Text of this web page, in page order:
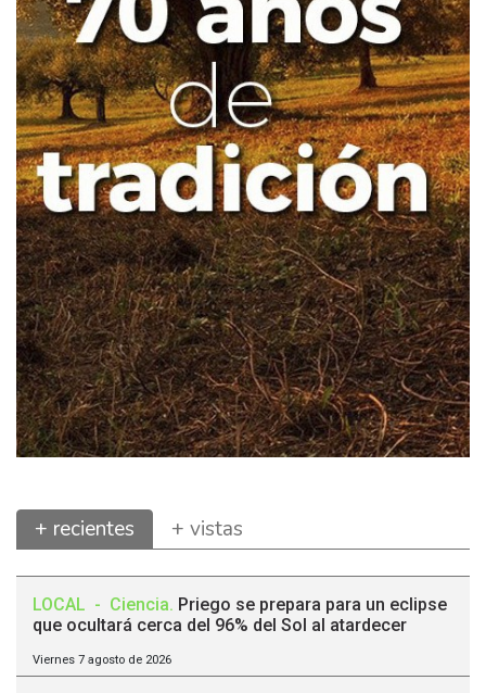
+ recientes + vistas
LOCAL - Ciencia. Priego se prepara para un eclipse
que ocultará cerca del 96% del Sol al atardecer
Viernes 7 agosto de 2026